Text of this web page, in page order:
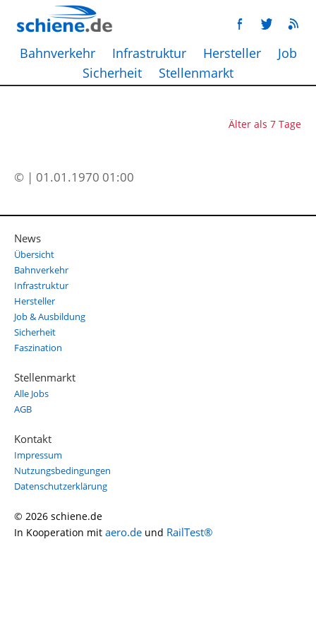
Bahnverkehr Infrastruktur Hersteller
Job
Sicherheit
Stellenmarkt
Älter als 7 Tage
© | 01.01.1970 01:00
News
Übersicht
Bahnverkehr
Infrastruktur
Hersteller
Job & Ausbildung
Sicherheit
Faszination
Stellenmarkt
Alle Jobs
AGB
Kontakt
Impressum
Nutzungsbedingungen
Datenschutzerklärung
© 2026 schiene.de
In Kooperation mit aero.de und RailTest®